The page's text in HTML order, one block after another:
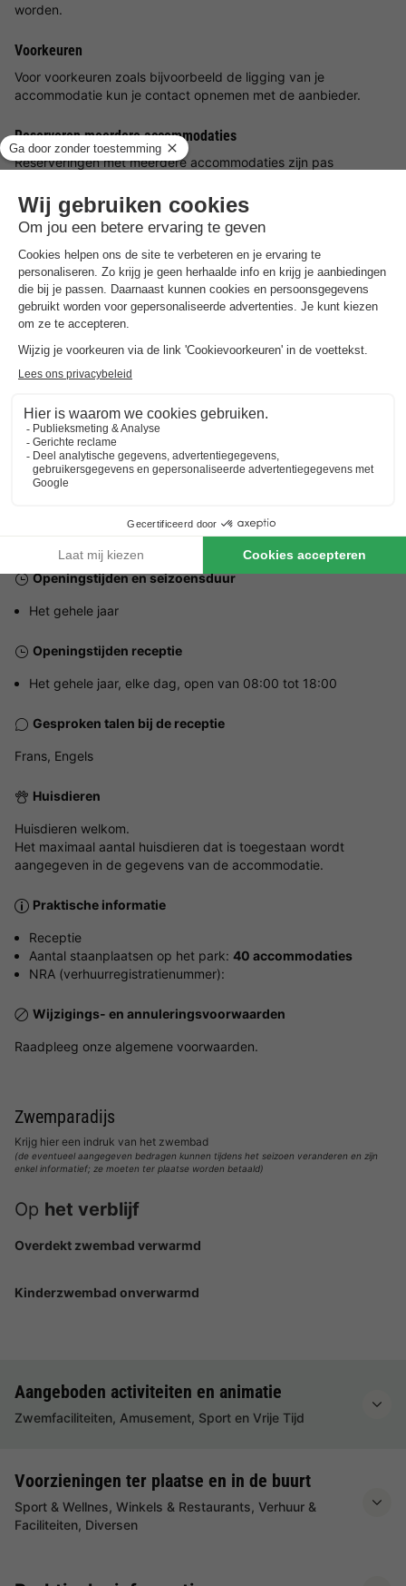
worden.
Voorkeuren
Voor voorkeuren zoals bijvoorbeeld de ligging van je
accommodatie kun je contact opnemen met de aanbieder.
Reserveren meerdere accommodaties
Reserveringen met meerdere accommodaties zijn pas
Adres
Rue du Tuc - 40660 Moliets et Maa, Frankrijk
Openingstijden en seizoensduur
Het gehele jaar
Openingstijden receptie
Het gehele jaar, elke dag, open van 08:00 tot 18:00
Gesproken talen bij de receptie
Frans, Engels
Huisdieren
Huisdieren welkom.
Het maximaal aantal huisdieren dat is toegestaan wordt
aangegeven in de gegevens van de accommodatie.
Praktische informatie
Receptie
Aantal staanplaatsen op het park: 40 accommodaties
NRA (verhuurregistratienummer):
Wijzigings- en annuleringsvoorwaarden
Raadpleeg onze algemene voorwaarden.
Zwemparadijs
Krijg hier een indruk van het zwembad
(de eventueel aangegeven bedragen kunnen tijdens het seizoen veranderen en zijn
enkel informatief; ze moeten ter plaatse worden betaald)
Op het verblijf
Overdekt zwembad verwarmd
Kinderzwembad onverwarmd
Aangeboden activiteiten en animatie
Zwemfaciliteiten, Amusement, Sport en Vrije Tijd
Voorzieningen ter plaatse en in de buurt
Sport & Wellnes, Winkels & Restaurants, Verhuur &
Faciliteiten, Diversen